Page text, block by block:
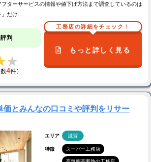
ターサービスの情報や値下げ方法まで調査しているのは
」だけ…
判
数4件）
工務店の詳細をチェック！
もっと詳しく見る
価とみんなの口コミや評判をリサー
エリア 滋賀
特徴 スーパー工務店